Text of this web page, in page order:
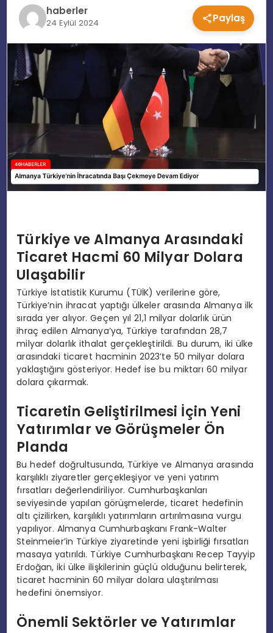
EĞITIM
MAGAZIN
YAŞAM
haberler
24 Eylül 2024 Paylaş
Türkiye ve Almanya Arasındaki
Ticaret Hacmi 60 Milyar Dolara
Ulaşabilir
Türkiye İstatistik Kurumu (TÜİK) verilerine göre,
Türkiye’nin ihracat yaptığı ülkeler arasında Almanya ilk
sırada yer alıyor. Geçen yıl 21,1 milyar dolarlık ürün
ihraç edilen Almanya’ya, Türkiye tarafından 28,7
milyar dolarlık ithalat gerçekleştirildi. Bu durum, iki ülke
arasındaki ticaret hacminin 2023’te 50 milyar dolara
yaklaştığını gösteriyor. Hedef ise bu miktarı 60 milyar
dolara çıkarmak.
Ticaretin Geliştirilmesi İçin Yeni
Yatırımlar ve Görüşmeler Ön
Planda
Bu hedef doğrultusunda, Türkiye ve Almanya arasında
karşılıklı ziyaretler gerçekleşiyor ve yeni yatırım
fırsatları değerlendiriliyor. Cumhurbaşkanları
seviyesinde yapılan görüşmelerde, ticaret hedefinin
altı çizilirken, karşılıklı yatırımların artırılmasına vurgu
yapılıyor. Almanya Cumhurbaşkanı Frank-Walter
Steinmeier’in Türkiye ziyaretinde yeni işbirliği fırsatları
masaya yatırıldı. Türkiye Cumhurbaşkanı Recep Tayyip
Erdoğan, iki ülke ilişkilerinin güçlü olduğunu belirterek,
ticaret hacminin 60 milyar dolara ulaştırılması
hedefini önemsiyor.
Önemli Sektörler ve Yatırımlar